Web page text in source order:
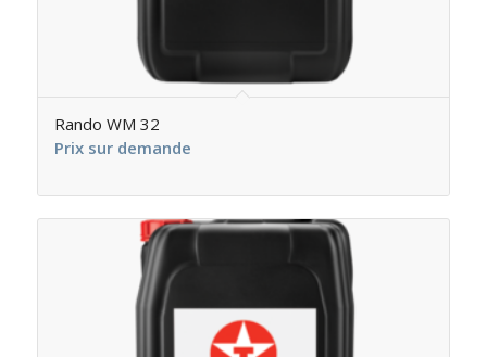
Rando WM 32
Prix sur demande